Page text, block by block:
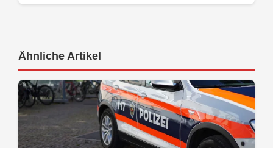
Ähnliche Artikel